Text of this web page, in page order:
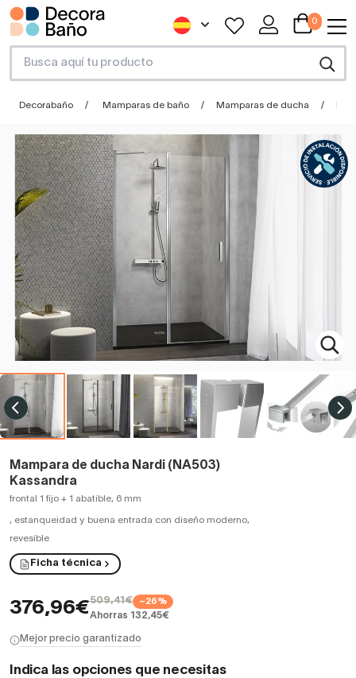
0
Decorabaño Mamparas de baño Mamparas de ducha
Mampara de ducha Nardi (NA503)
Kassandra
frontal 1 fijo + 1 abatible, 6 mm
, estanqueidad y buena entrada con diseño moderno,
revesible
Ficha técnica
376,96€509,41€ −26%
Ahorras 132,45€
Mejor precio garantizado
Indica las opciones que necesitas